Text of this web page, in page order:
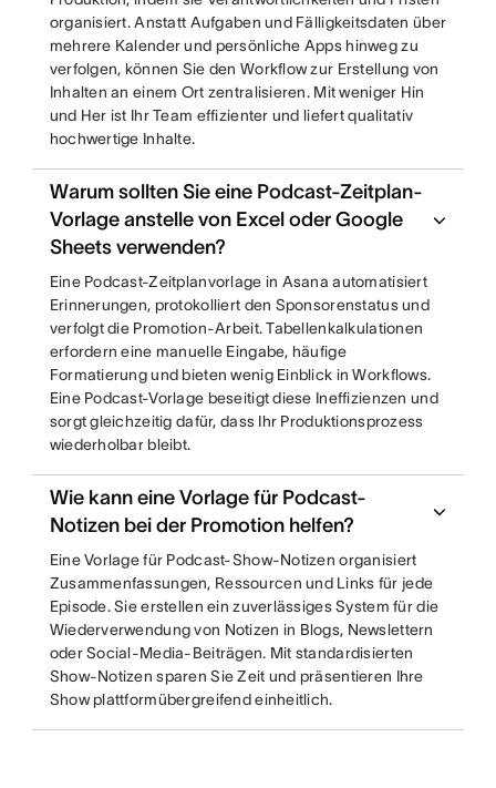
organisiert. Anstatt Aufgaben und Fälligkeitsdaten über
mehrere Kalender und persönliche Apps hinweg zu
verfolgen, können Sie den Workflow zur Erstellung von
Inhalten an einem Ort zentralisieren. Mit weniger Hin
und Her ist Ihr Team effizienter und liefert qualitativ
hochwertige Inhalte.
Warum sollten Sie eine Podcast-Zeitplan-
Vorlage anstelle von Excel oder Google
Sheets verwenden?
Eine Podcast-Zeitplanvorlage in Asana automatisiert
Erinnerungen, protokolliert den Sponsorenstatus und
verfolgt die Promotion-Arbeit. Tabellenkalkulationen
erfordern eine manuelle Eingabe, häufige
Formatierung und bieten wenig Einblick in Workflows.
Eine Podcast-Vorlage beseitigt diese Ineffizienzen und
sorgt gleichzeitig dafür, dass Ihr Produktionsprozess
wiederholbar bleibt.
Wie kann eine Vorlage für Podcast-
Notizen bei der Promotion helfen?
Eine Vorlage für Podcast-Show-Notizen organisiert
Zusammenfassungen, Ressourcen und Links für jede
Episode. Sie erstellen ein zuverlässiges System für die
Wiederverwendung von Notizen in Blogs, Newslettern
oder Social-Media-Beiträgen. Mit standardisierten
Show-Notizen sparen Sie Zeit und präsentieren Ihre
Show plattformübergreifend einheitlich.